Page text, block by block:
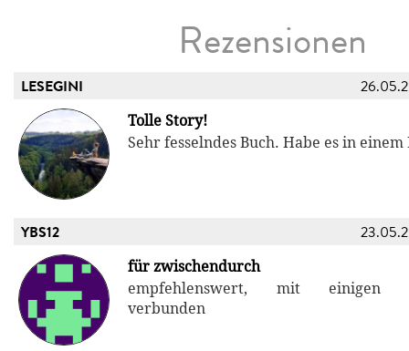
Rezensionen
LESEGINI
Tolle Story!
Sehr fesselndes Buch. Habe es in einem
YBS12
für zwischendurch
empfehlenswert, mit einigen
verbunden